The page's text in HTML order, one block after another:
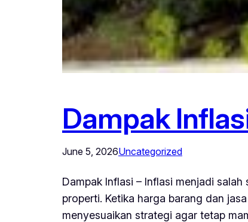
Dampak
June 5, 2026Uncategorized
Dampak Inflasi – Inflasi menjadi
properti. Ketika harga barang dan
menyesuaikan strategi agar tetap